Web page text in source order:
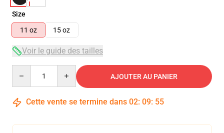
Size
11 oz
15 oz
Voir le guide des tailles
AJOUTER AU PANIER
Cette vente se termine dans 02: 09: 54